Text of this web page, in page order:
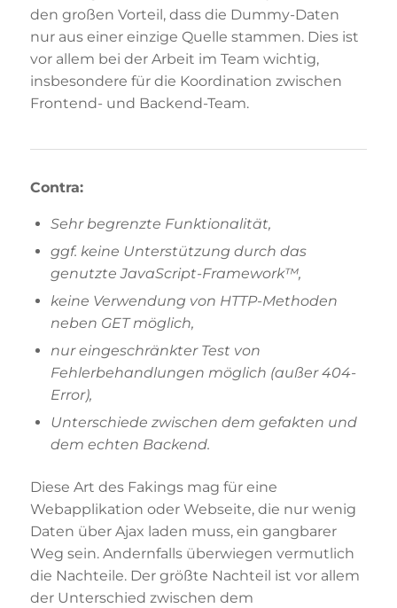
den großen Vorteil, dass die Dummy-Daten
nur aus einer einzige Quelle stammen. Dies ist
vor allem bei der Arbeit im Team wichtig,
insbesondere für die Koordination zwischen
Frontend- und Backend-Team.
Contra:
Sehr begrenzte Funktionalität,
ggf. keine Unterstützung durch das
genutzte JavaScript-Framework™,
keine Verwendung von HTTP-Methoden
neben GET möglich,
nur eingeschränkter Test von
Fehlerbehandlungen möglich (außer 404-
Error),
Unterschiede zwischen dem gefakten und
dem echten Backend.
Diese Art des Fakings mag für eine
Webapplikation oder Webseite, die nur wenig
Daten über Ajax laden muss, ein gangbarer
Weg sein. Andernfalls überwiegen vermutlich
die Nachteile. Der größte Nachteil ist vor allem
der Unterschied zwischen dem